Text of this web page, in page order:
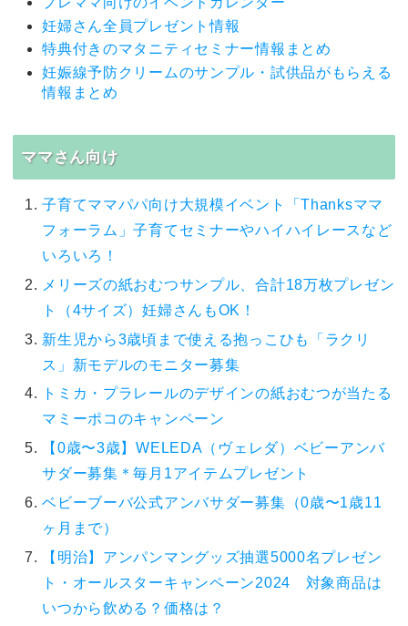
妊婦さん全員プレゼント情報
特典付きのマタニティセミナー情報まとめ
妊娠線予防クリームのサンプル・試供品がもらえる
情報まとめ
ママさん向け
子育てママパパ向け大規模イベント「Thanksママ
フォーラム」子育てセミナーやハイハイレースなど
いろいろ！
メリーズの紙おむつサンプル、合計18万枚プレゼン
ト（4サイズ）妊婦さんもOK！
新生児から3歳頃まで使える抱っこひも「ラクリ
ス」新モデルのモニター募集
トミカ・プラレールのデザインの紙おむつが当たる
マミーポコのキャンペーン
【0歳〜3歳】WELEDA（ヴェレダ）ベビーアンバ
サダー募集＊毎月1アイテムプレゼント
ベビーブーバ公式アンバサダー募集（0歳〜1歳11
ヶ月まで）
【明治】アンパンマングッズ抽選5000名プレゼン
ト・オールスターキャンペーン2024 対象商品は
いつから飲める？価格は？